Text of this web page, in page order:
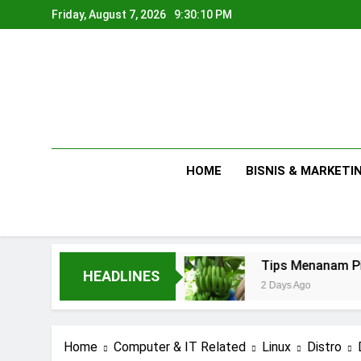
to
Friday, August 7, 2026 9:30:11 PM
HOME BISNIS &
HEADLINES
Tips Menanam Pisang :
2 Days Ago
Home Computer & IT Related Linux Distro